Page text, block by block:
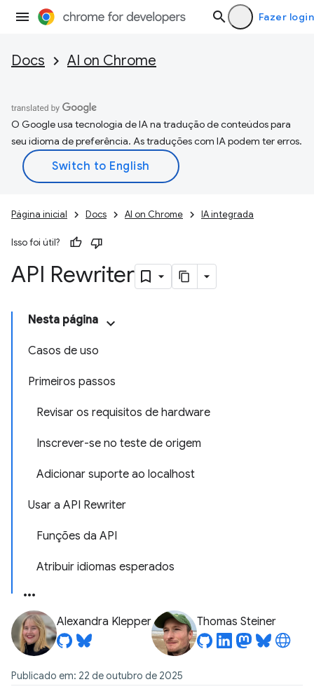
Fazer login
Docs AI on Chrome
O Google usa tecnologia de IA na tradução de conteúdos para
seu idioma de preferência. As traduções com IA podem ter erros.
Página inicial Docs AI on Chrome IA integrada
Isso foi útil?
API Rewriter
Nesta página
Casos de uso
Primeiros passos
Revisar os requisitos de hardware
Inscrever-se no teste de origem
Adicionar suporte ao localhost
Usar a API Rewriter
Funções da API
Atribuir idiomas esperados
Alexandra Klepper Thomas Steiner
Publicado em: 22 de outubro de 2025